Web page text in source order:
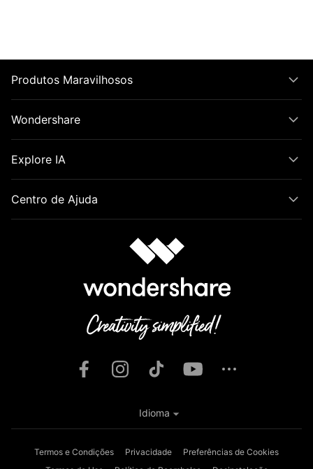
Produtos Maravilhosos
Wondershare
Explore IA
Centro de Ajuda
Termos e Condições Privacidade
Preferências de Cookies
Idioma